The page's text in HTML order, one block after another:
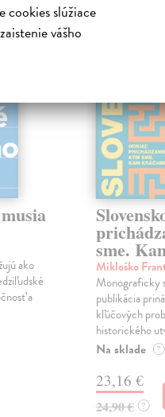
slúžiace
vášho
na sklade
ako
a
sme.
Mikloško
Monograficky
publikácia
kľúčových
historického
Na sklade ?
23,16 €
24,90 € ?